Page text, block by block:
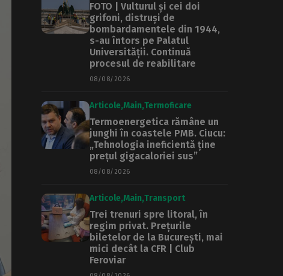
FOTO | Vulturul și cei doi
grifoni, distruși de
bombardamentele din 1944,
s-au întors pe Palatul
Universității. Continuă
procesul de reabilitare
08/08/2026
Articole Main Termoficare
Termoenergetica rămâne un
junghi în coastele PMB. Ciucu:
„Tehnologia ineficientă ține
prețul gigacaloriei sus”
08/08/2026
Articole Main Transport
Trei trenuri spre litoral, în
regim privat. Prețurile
biletelor de la București, mai
mici decât la CFR | Club
Feroviar